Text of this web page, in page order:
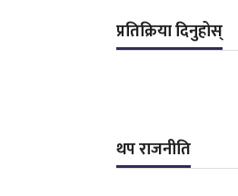
प्रतिक्रिया दिनुहोस्
थप राजनीति